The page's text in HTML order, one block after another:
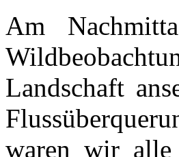
Am
Landschaft
waren wir